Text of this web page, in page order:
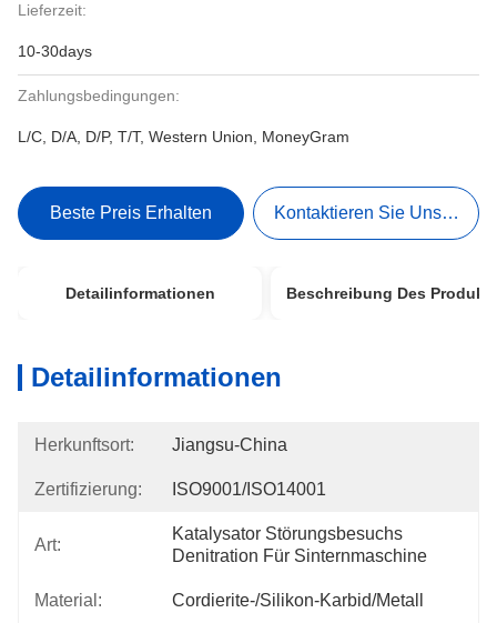
Lieferzeit:
10-30days
Zahlungsbedingungen:
L/C, D/A, D/P, T/T, Western Union, MoneyGram
Beste Preis Erhalten Kontaktieren Sie Uns Jetzt
Detailinformationen Beschreibung Des
Detailinformationen
Herkunftsort: Jiangsu-China
Zertifizierung: ISO9001/ISO14001
Art:
Katalysator Störungsbesuchs
Denitration Für Sinternmaschine
Material: Cordierite-/Silikon-Karbid/Metall